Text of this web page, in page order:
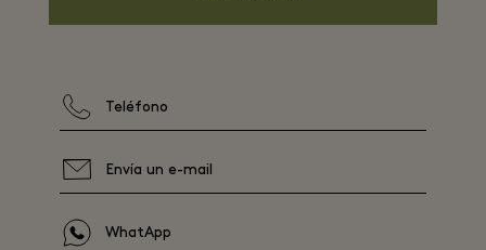
Teléfono
Envía un e-mail
WhatApp